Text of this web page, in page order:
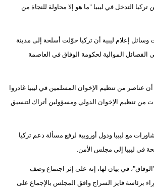
التدخل في ليبيا "ما هو إلا محاولة للنجاة من
وسائل إعلام ليبية أن تركيا حوّلت أسلحة إلى مدينة
الفصائل الموالية لحكومة الوفاق في العاصمة
عناصر من تنظيم الإخوان المسلمين في ليبيا غادروا
من تنظيم الإخوان الدولي ومسؤولين أتراك لتنسيق
مع ليبيا ودول أوروبية لرفع مسألة دعم تركيا
في ليبيا إلى مجلس الأمن.
في بيان لها، إنه على إثر اجتماع وصف
برئاسة فايز السراج وافق المجلس بالإجماع على